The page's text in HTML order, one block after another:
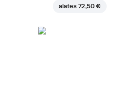
alates 72,50 €